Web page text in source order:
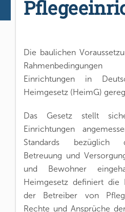
Die baulichen
Einrichtungen in
Heimgesetz (HeimG)
Das Gesetz stellt
Einrichtungen
Standards bezüglich
Betreuung und
und Bewohner
Heimgesetz definiert die
der Betreiber von
Rechte und Ansprüche